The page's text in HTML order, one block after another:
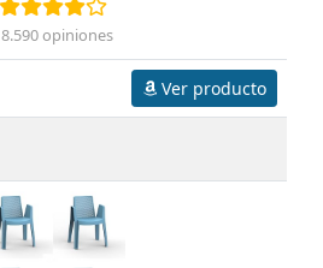
8.590 opiniones
Ver producto